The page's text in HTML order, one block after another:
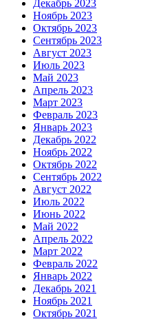
Декабрь 2023
Ноябрь 2023
Октябрь 2023
Сентябрь 2023
Август 2023
Июль 2023
Май 2023
Апрель 2023
Март 2023
Февраль 2023
Январь 2023
Декабрь 2022
Ноябрь 2022
Октябрь 2022
Сентябрь 2022
Август 2022
Июль 2022
Июнь 2022
Май 2022
Апрель 2022
Март 2022
Февраль 2022
Январь 2022
Декабрь 2021
Ноябрь 2021
Октябрь 2021